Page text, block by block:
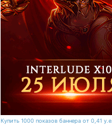
Купить 1000 показов баннера от 0,41 у.е.